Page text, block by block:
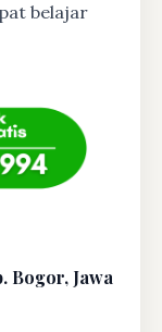
belajar
Bogor, Jawa